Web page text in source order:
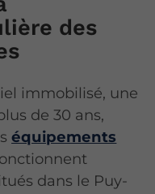
des
immobilisé, une
de 30 ans,
équipements
dans le Puy-